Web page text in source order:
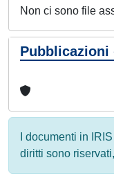
Non ci sono file
I documenti in
diritti sono